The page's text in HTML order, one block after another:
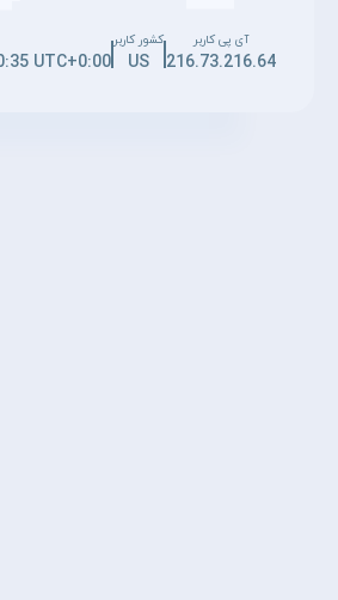
آی پی کاربر
216.73.216.64
کشور کاربر
US
UTC+0:00